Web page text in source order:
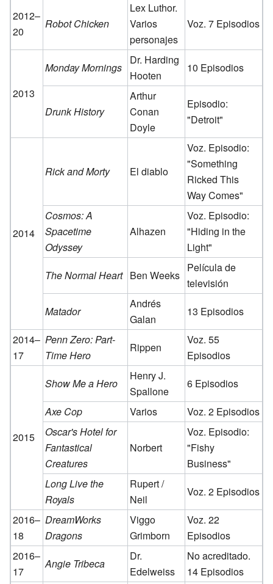
2012–
20
Robot Chicken
Lex Luthor.
Varios
personajes
Voz. 7 Episodios
2013
Monday Mornings
Dr. Harding
Hooten
10 Episodios
Drunk History
Arthur
Conan
Doyle
Episodio:
"Detroit"
2014
Rick and Morty El diablo
Voz. Episodio:
"Something
Ricked This
Way Comes"
Cosmos: A
Spacetime
Odyssey
Alhazen
Voz. Episodio:
"Hiding in the
Light"
The Normal Heart Ben Weeks
Película de
televisión
Matador
Andrés
Galan
13 Episodios
2014–
17
Penn Zero: Part-
Time Hero
Rippen
Voz. 55
Episodios
2015
Show Me a Hero
Henry J.
Spallone
6 Episodios
Axe Cop
Varios
Voz. 2 Episodios
Oscar's Hotel for
Fantastical
Creatures
Norbert
Voz. Episodio:
"Fishy
Business"
Long Live the
Royals
Rupert /
Neil
Voz. 2 Episodios
2016–
18
DreamWorks
Dragons
Viggo
Grimborn
Voz. 22
Episodios
2016–
17
Angie Tribeca
Dr.
Edelweiss
No acreditado.
14 Episodios